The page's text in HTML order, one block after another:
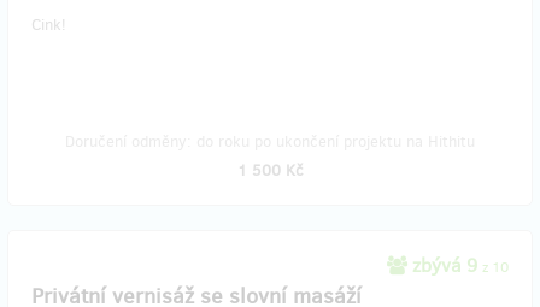
Cink!
1 500 Kč
zbývá 9 z 10
Privátní vernisáž se slovní masáží